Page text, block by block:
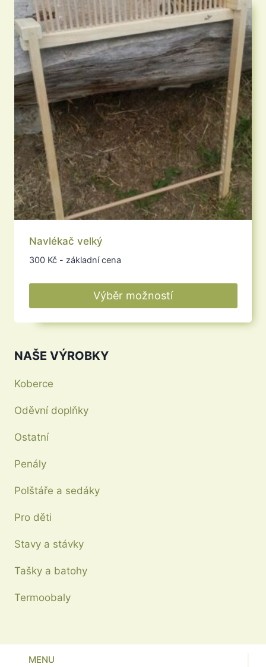
variant.
Možnosti
lze
vybrat
na
stránce
produktu
Navlékač velký
300 Kč - základní cena
Výběr možností
má
více
variant.
lze
na
stránce
NAŠE VÝROBKY
Koberce
Oděvní doplňky
Ostatní
Penály
Polštáře a sedáky
Pro děti
Stavy a stávky
Tašky a batohy
Termoobaly
MENU